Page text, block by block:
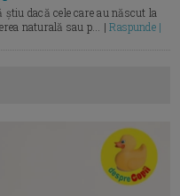
dacă cele care au născut la
naturală sau p... |Raspunde |